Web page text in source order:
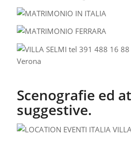
Scenografie ed
suggestive.